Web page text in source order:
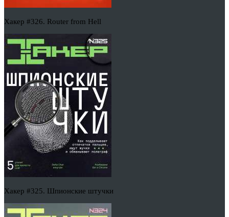
Хакер #326. Router from Hell
Хакер #325. Шпионские штучки